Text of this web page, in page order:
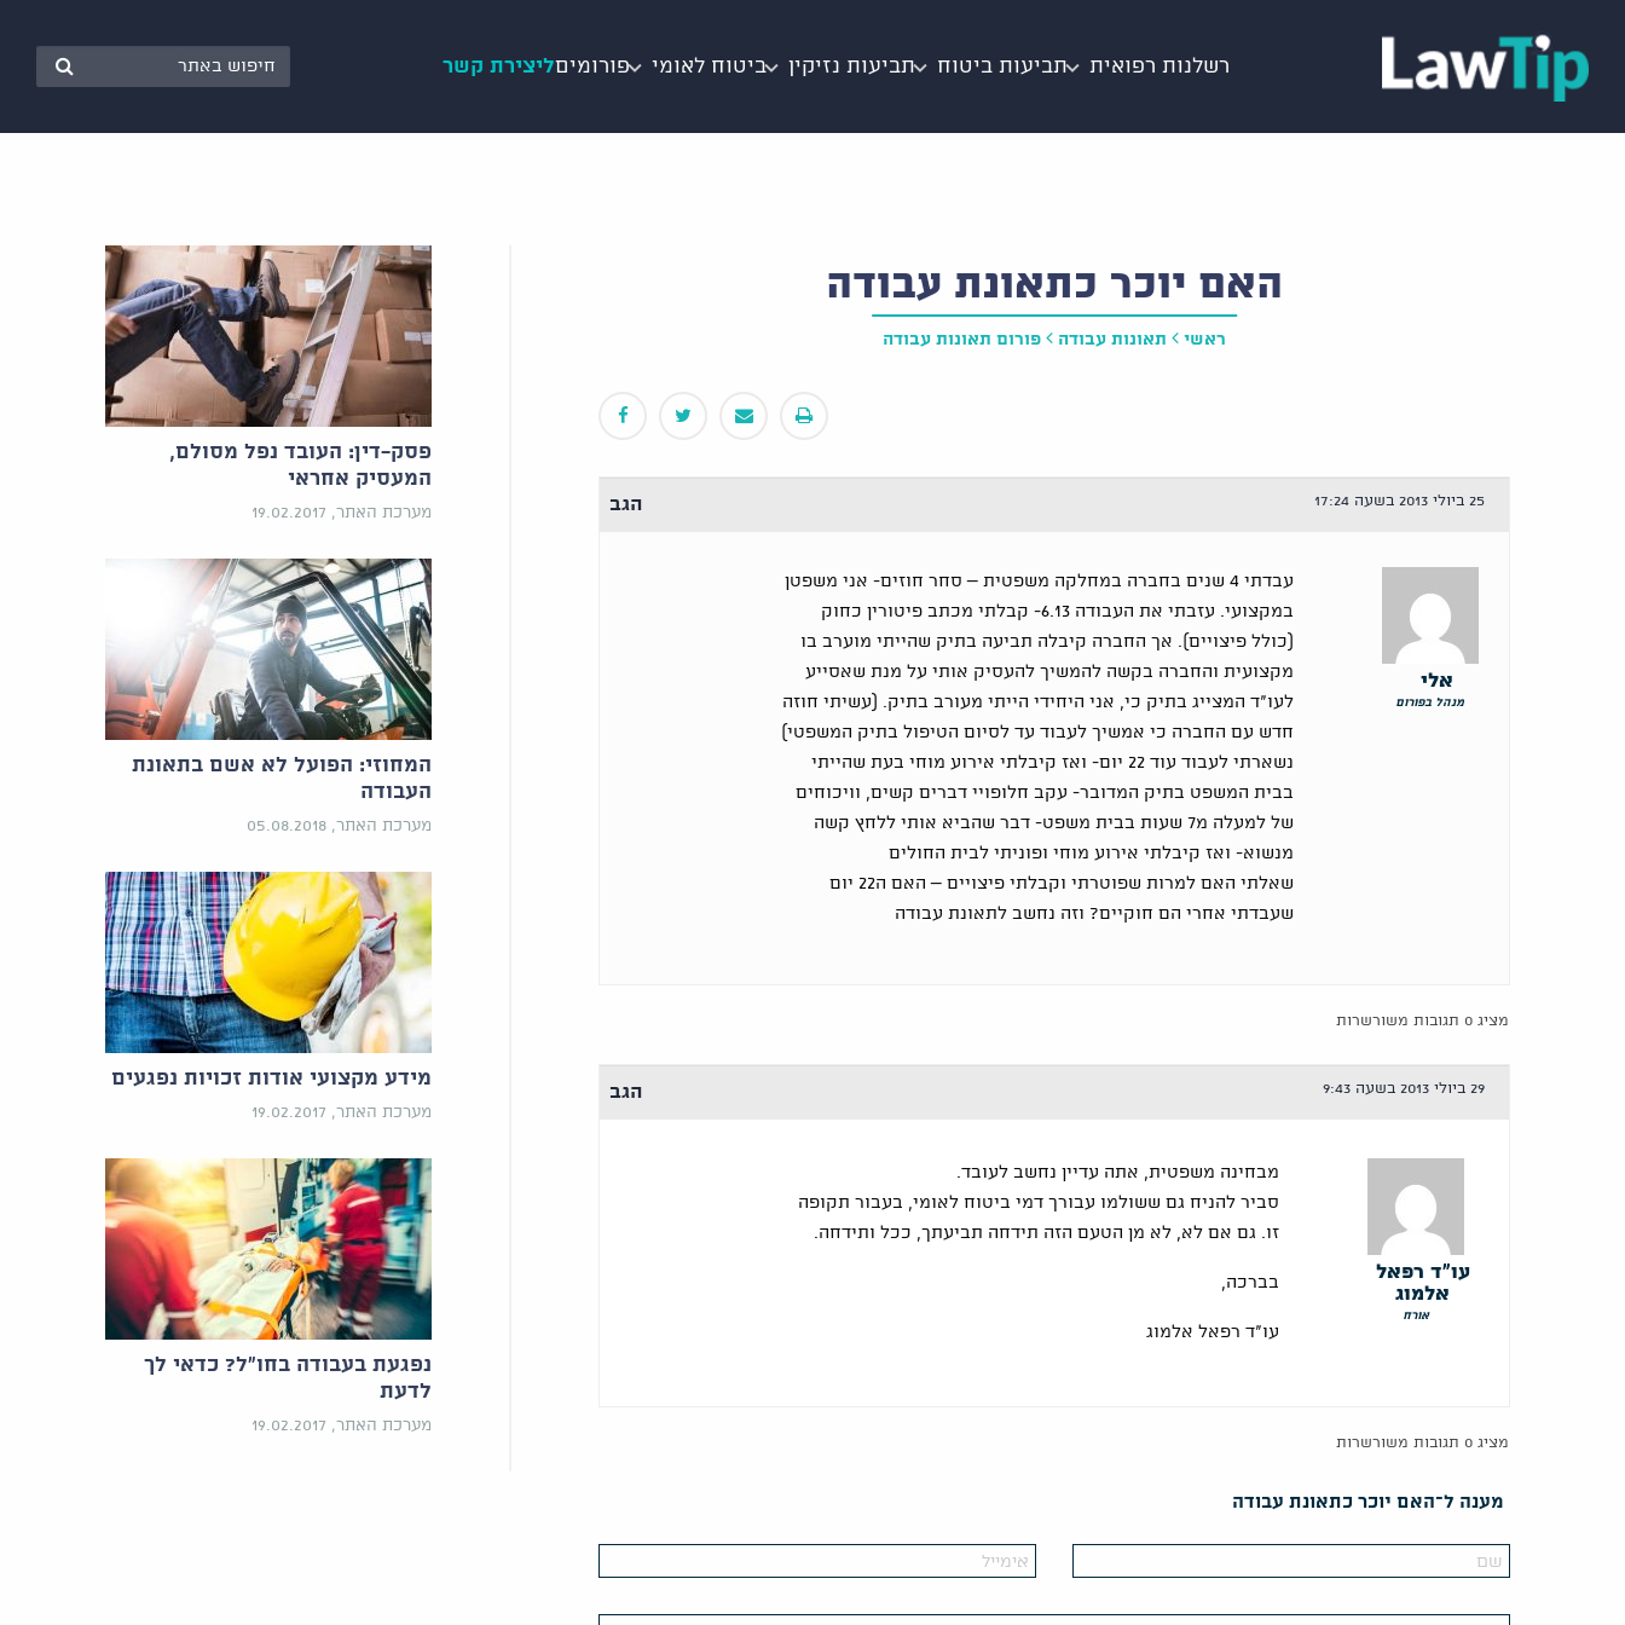
רשלנות רפואית תביעות ביטוח תביעות נזיקין ביטוח לאומי פורומיםליצירת קשר
האם יוכר כתאונת עבודה
ראשי תאונות עבודה פורום תאונות עבודה
25 ביולי 2013 בשעה 17:24 הגב
אלי
מנהל בפורום
עבדתי 4 שנים בחברה במחלקה משפטית – סחר חוזים- אני משפטן
במקצועי. עזבתי את העבודה 6.13- קבלתי מכתב פיטורין כחוק
(כולל פיצויים). אך החברה קיבלה תביעה בתיק שהייתי מוערב בו
מקצועית והחברה בקשה להמשיך להעסיק אותי על מנת שאסייע
לעו"ד המצייג בתיק כי, אני היחידי הייתי מעורב בתיק. (עשיתי חוזה
חדש עם החברה כי אמשיך לעבוד עד לסיום הטיפול בתיק המשפטי)
נשארתי לעבוד עוד 22 יום- ואז קיבלתי אירוע מוחי בעת שהייתי
בבית המשפט בתיק המדובר- עקב חלופויי דברים קשים, וויכוחים
של למעלה מ7 שעות בבית משפט- דבר שהביא אותי ללחץ קשה
מנשוא- ואז קיבלתי אירוע מוחי ופוניתי לבית החולים
שאלתי האם למרות שפוטרתי וקבלתי פיצויים – האם ה22 יום
שעבדתי אחרי הם חוקיים? וזה נחשב לתאונת עבודה
מציג 0 תגובות משורשרות
29 ביולי 2013 בשעה 9:43 הגב
עו"ד רפאל
אלמוג
אורח
מבחינה משפטית, אתה עדיין נחשב לעובד.
סביר להניח גם ששולמו עבורך דמי ביטוח לאומי, בעבור תקופה
זו. גם אם לא, לא מן הטעם הזה תידחה תביעתך, ככל ותידחה.
בברכה,
עו"ד רפאל אלמוג
מציג 0 תגובות משורשרות
מענה ל־האם יוכר כתאונת עבודה
פסק-דין: העובד נפל מסולם,
המעסיק אחראי
מערכת האתר, 19.02.2017
המחוזי: הפועל לא אשם בתאונת
העבודה
מערכת האתר, 05.08.2018
מידע מקצועי אודות זכויות נפגעים
מערכת האתר, 19.02.2017
נפגעת בעבודה בחו"ל? כדאי לך
לדעת
מערכת האתר, 19.02.2017